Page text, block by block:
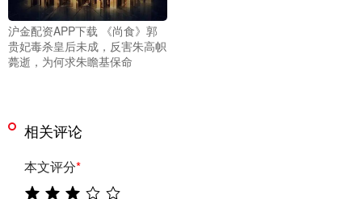
沪金配资APP下载 《尚食》郭
贵妃毒杀皇后未成，反害朱高帜
薨逝，为何求朱瞻基保命
相关评论
本文评分*